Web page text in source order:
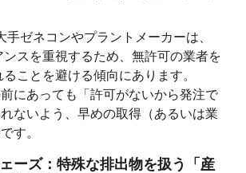
手ゼネコンやプラントメーカーは、
ンスを重視するため、無許可の業者を
ことを避ける傾向にあります。
にあっても「許可がないから発注で
ないよう、早めの取得（あるいは業
す。
ーズ：特殊な排出物を扱う「 産